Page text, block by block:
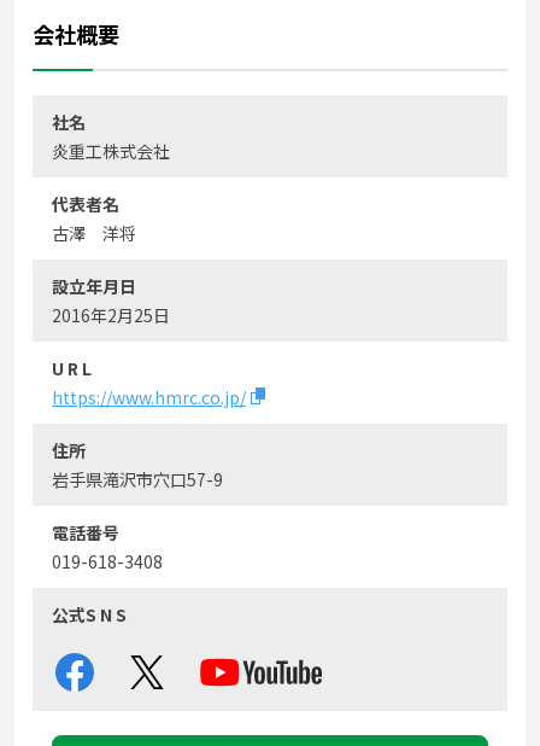
会社概要
社名
炎重工株式会社
代表者名
古澤 洋将
設立年月日
2016年2月25日
U R L
https://www.hmrc.co.jp/
住所
岩手県滝沢市穴口57-9
電話番号
019-618-3408
公式S N S